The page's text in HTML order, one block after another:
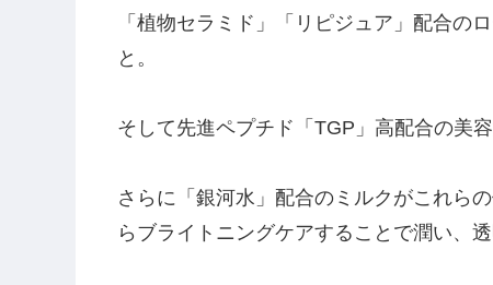
「植物セラミド」「リピジュア」配合の
と。
そして先進ペプチド「TGP」高配合の美
さらに「銀河水」配合のミルクがこれら
らブライトニングケアすることで潤い、